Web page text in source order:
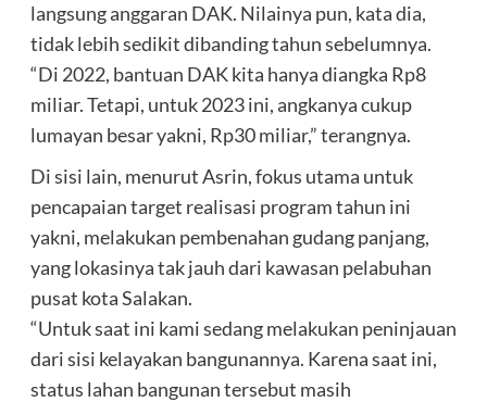
langsung anggaran DAK. Nilainya pun, kata dia,
tidak lebih sedikit dibanding tahun sebelumnya.
“Di 2022, bantuan DAK kita hanya diangka Rp8
miliar. Tetapi, untuk 2023 ini, angkanya cukup
lumayan besar yakni, Rp30 miliar,” terangnya.
Di sisi lain, menurut Asrin, fokus utama untuk
pencapaian target realisasi program tahun ini
yakni, melakukan pembenahan gudang panjang,
yang lokasinya tak jauh dari kawasan pelabuhan
pusat kota Salakan.
“Untuk saat ini kami sedang melakukan peninjauan
dari sisi kelayakan bangunannya. Karena saat ini,
status lahan bangunan tersebut masih